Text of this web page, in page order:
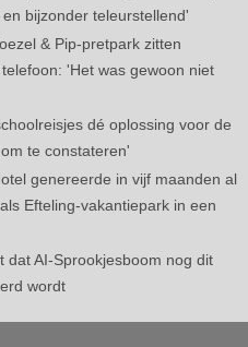
bijzonder teleurstellend'
& Pip-pretpark zitten
'Het was gewoon niet
dé oplossing voor de
te constateren'
genereerde in vijf maanden al
Efteling-vakantiepark in een
dat AI-Sprookjesboom nog dit
wordt